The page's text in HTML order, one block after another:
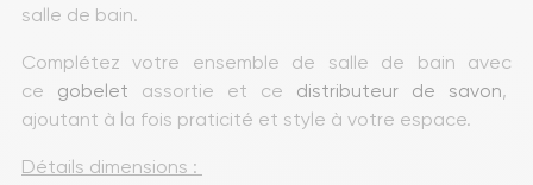
salle de bain.
Complétez votre ensemble de salle de bain avec
ce gobelet assortie et ce distributeur de savon,
ajoutant à la fois praticité et style à votre espace.
Détails dimensions :